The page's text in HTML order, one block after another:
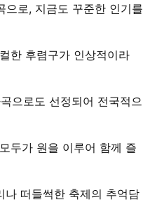
으로, 지금도 꾸준한 인기를
한 후렴구가 인상적이라
으로도 선정되어 전국적으
두가 원을 이루어 함께 즐
나 떠들썩한 축제의 추억담